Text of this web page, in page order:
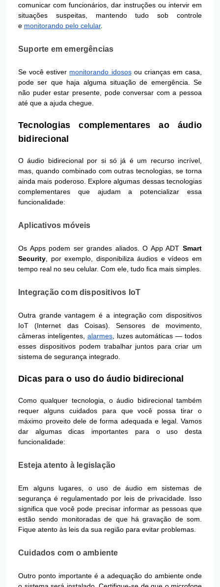
comunicar com funcionários, dar instruções ou intervir em
situações suspeitas, mantendo tudo sob controle
e monitorando pelo celular.
Suporte em emergências
Se você estiver monitorando idososou crianças em casa,
pode ser que haja alguma situação de emergência. Se
não puder estar presente, pode conversar com a pessoa
até que a ajuda chegue.
Tecnologias complementares ao áudio
bidirecional
O áudio bidirecional por si só já é um recurso incrível,
mas, quando combinado com outras tecnologias, se torna
ainda mais poderoso. Explore algumas dessas tecnologias
complementares que ajudam a potencializar essa
funcionalidade:
Aplicativos móveis
Os Apps podem ser grandes aliados. O App ADT Smart
Security, por exemplo, disponibiliza áudios e vídeos em
tempo real no seu celular. Com ele, tudo fica mais simples.
Integração com dispositivos IoT
Outra grande vantagem é a integração com dispositivos
IoT (Internet das Coisas). Sensores de movimento,
câmeras inteligentes, alarmes, luzes automáticas — todos
esses dispositivos podem trabalhar juntos para criar um
sistema de segurança integrado.
Dicas para o uso do áudio bidirecional
Como qualquer tecnologia, o áudio bidirecional também
requer alguns cuidados para que você possa tirar o
máximo proveito dele de forma adequada e legal. Vamos
dar algumas dicas importantes para o uso desta
funcionalidade:
Esteja atento à legislação
Em alguns lugares, o uso de áudio em sistemas de
segurança é regulamentado por leis de privacidade. Isso
significa que você pode precisar informar as pessoas que
estão sendo monitoradas de que há gravação de som.
Fique atento às leis da sua região para evitar problemas.
Cuidados com o ambiente
Outro ponto importante é a adequação do ambiente onde